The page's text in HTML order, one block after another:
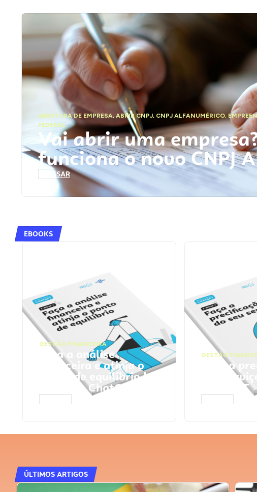
ABERTURA DE EMPRESA,ABRIR CNPJ, CNPJ ALFANUMÉRICO,
FEDERAL
Vai abrir uma
funciona o novo CNPJ
ACESSAR
EBOOKS
GESTÃO FINANCEIRA
Faça a análise
financeira e atinja o
ponto de equilíbrio |
Prompts ChatGPT
GESTÃO
Faça a
seu
ChatGPT
ÚLTIMOS ARTIGOS